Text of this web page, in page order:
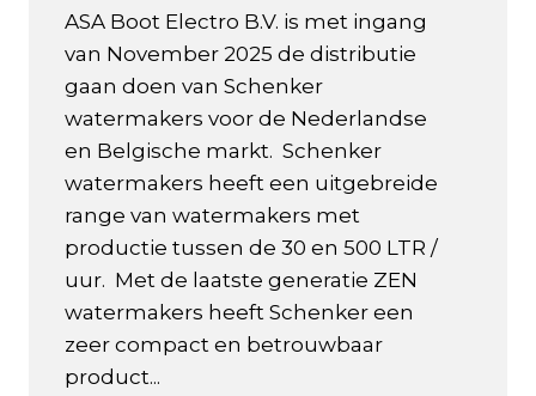
ASA Boot Electro B.V. is met ingang
van November 2025 de distributie
gaan doen van Schenker
watermakers voor de Nederlandse
en Belgische markt. Schenker
watermakers heeft een uitgebreide
range van watermakers met
productie tussen de 30 en 500 LTR /
uur. Met de laatste generatie ZEN
watermakers heeft Schenker een
zeer compact en betrouwbaar
product...